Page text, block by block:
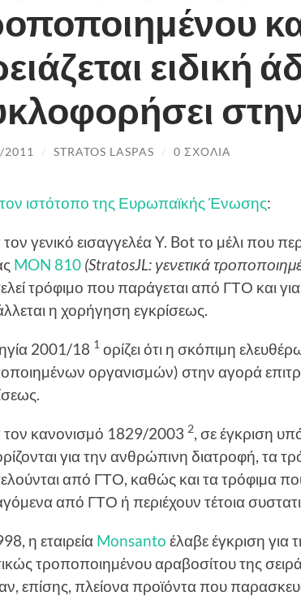
ειδική
2011 / STRATOS LASPAS / 0 ΣΧΌΛΙΑ
ιστότοπο της Ευρωπαϊκής Ένωσης:
γενικό εισαγγελέα Y. Bot το µέλι που
MON 810 (StratosJL: γενετικά
τρόφιµο που παράγεται από ΓΤΟ και
η χορήγηση εγκρίσεως.
2001/18 1 ορίζει ότι η σκόπιµη
οργανισµών) στην αγορά
τον κανονισµό 1829/2003 2 , σε έγκριση
για την ανθρώπινη διατροφή, τα
από ΓΤΟ, καθώς και τα τρόφιµα
από ΓΤΟ ή περιέχουν τέτοια
η εταιρεία Monsanto έλαβε έγκριση για
τροποποιηµένου αραβοσίτου της
επίσης, πλείονα προϊόντα που